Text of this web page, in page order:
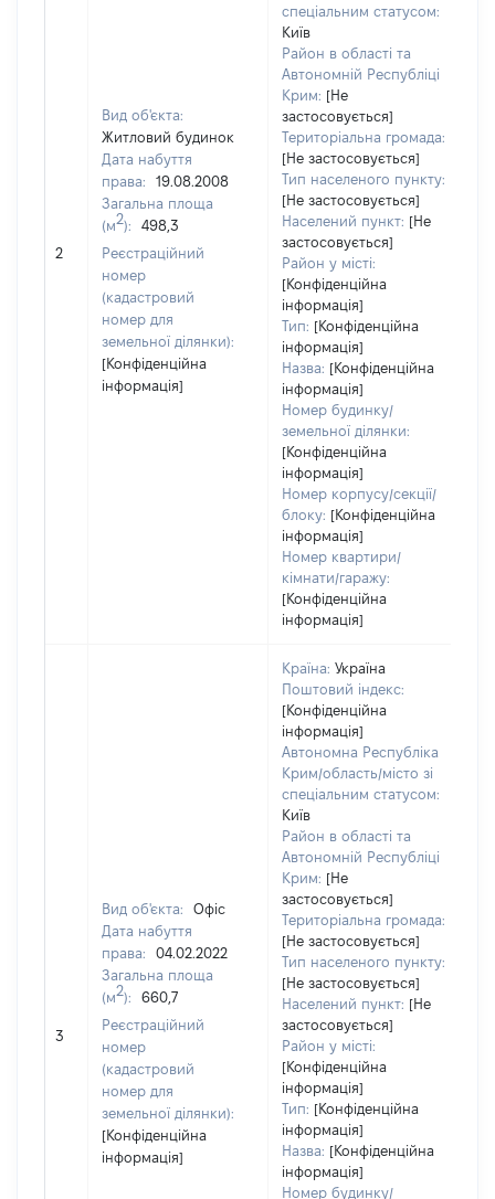
2
Вид об'єкта:
Житловий будинок
Дата набуття
права:
19.08.2008
Загальна площа
(м2):
498,3
Реєстраційний
номер
(кадастровий
номер для
земельної ділянки):
[Конфіденційна
інформація]
спеціальним статусом:
Київ
Район в області та
Автономній Республіці
Крим: [Не
застосовується]
Територіальна громада:
[Не застосовується]
Тип населеного пункту:
[Не застосовується]
Населений пункт: [Не
застосовується]
Район у місті:
[Конфіденційна
інформація]
Тип: [Конфіденційна
інформація]
Назва: [Конфіденційна
інформація]
Номер будинку/
земельної ділянки:
[Конфіденційна
інформація]
Номер корпусу/секції/
блоку: [Конфіденційна
інформація]
Номер квартири/
кімнати/гаражу:
[Конфіденційна
інформація]
3
Вид об'єкта:
Офіс
Дата набуття
права:
04.02.2022
Загальна площа
(м2):
660,7
Реєстраційний
номер
(кадастровий
номер для
земельної ділянки):
[Конфіденційна
інформація]
Країна: Україна
Поштовий індекс:
[Конфіденційна
інформація]
Автономна Республіка
Крим/область/місто зі
спеціальним статусом:
Київ
Район в області та
Автономній Республіці
Крим: [Не
застосовується]
Територіальна громада:
[Не застосовується]
Тип населеного пункту:
[Не застосовується]
Населений пункт: [Не
застосовується]
Район у місті:
[Конфіденційна
інформація]
Тип: [Конфіденційна
інформація]
Назва: [Конфіденційна
інформація]
Номер будинку/